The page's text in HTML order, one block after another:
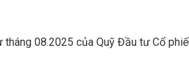
08.2025 của Quỹ Đầu tư Cổ